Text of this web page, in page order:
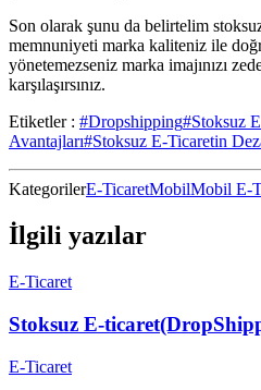
Son olarak şunu da belirtelim
memnuniyeti marka kaliteniz ile
yönetemezseniz marka imajınızı
karşılaşırsınız.
Etiketler : #Dropshipping#Stoksuz
Avantajları#Stoksuz E-Ticaretin
KategorilerE-TicaretMobilMobil E-
İlgili yazılar
E-Ticaret
Stoksuz E-
E-Ticaret